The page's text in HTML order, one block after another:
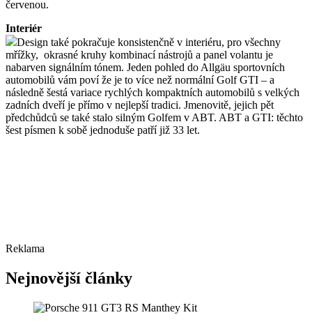
červenou.
Interiér
Design také pokračuje konsistenčně v interiéru, pro všechny
mřížky, okrasné kruhy kombinací nástrojů a panel volantu je
nabarven signálním tónem. Jeden pohled do Allgäu sportovních
automobilů vám poví že je to více než normální Golf GTI – a
následně šestá variace rychlých kompaktních automobilů s velkých
zadních dveří je přímo v nejlepší tradici. Jmenovitě, jejich pět
předchůdců se také stalo silným Golfem v ABT. ABT a GTI: těchto
šest písmen k sobě jednoduše patří již 33 let.
Reklama
Nejnovější články